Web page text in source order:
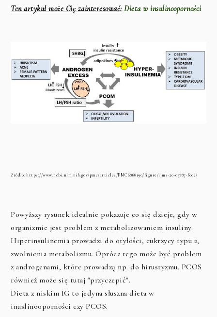
Ten artykuł może Cię zainteresować: Dieta w insulinooporności
Źródło: https://www.ncbi.nlm.nih.gov/pmc/articles/PMC6888190/figure/ijms-20-05787-f002/
Powyższy rysunek idealnie pokazuje co się dzieje, gdy w
organizmie jest problem z metabolizowaniem insuliny.
Hiperinsulinemia prowadzi do otyłości, cukrzycy typu 2,
zwolnienia metabolizmu. Oprócz tego może być problem
z androgenami, które prowadzą np. do hirustyzmu. PCOS
również może się tutaj "przyczepić".
Dieta z niskim IG to jedyna słuszna dieta w
inuslinooporności czy PCOS.